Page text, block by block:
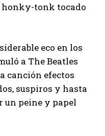
honky-tonk tocado
eco en los
a The Beatles
canción efectos
suspiros y hasta
un peine y papel